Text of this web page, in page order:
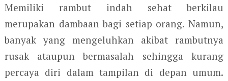
Memiliki rambut indah sehat berkilau
merupakan dambaan bagi setiap orang. Namun,
banyak yang mengeluhkan akibat rambutnya
rusak ataupun bermasalah sehingga kurang
percaya diri dalam tampilan di depan umum.